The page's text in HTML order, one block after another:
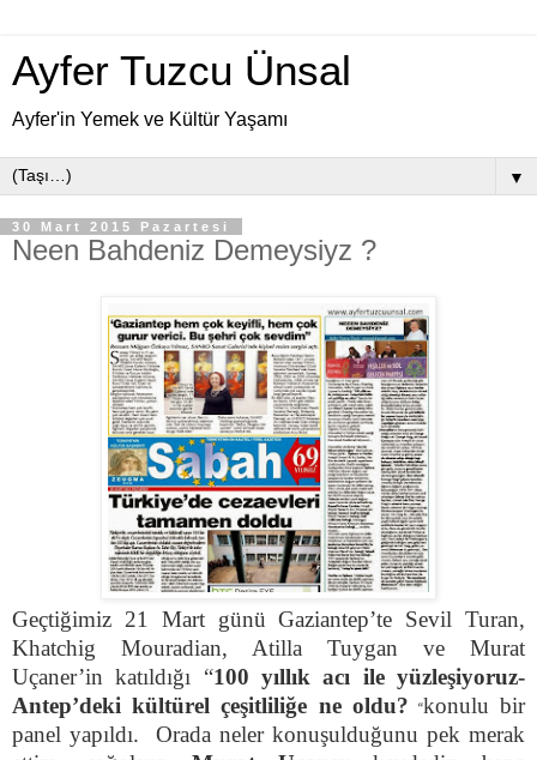
Ayfer Tuzcu Ünsal
Ayfer'in Yemek ve Kültür Yaşamı
▼
30 Mart 2015 Pazartesi
Neen Bahdeniz Demeysiyz ?
Geçtiğimiz 21 Mart günü Gaziantep’te Sevil Turan,
Khatchig Mouradian, Atilla Tuygan ve Murat
Uçaner’in katıldığı “100 yıllık acı ile yüzleşiyoruz-
Antep’deki kültürel çeşitliliğe ne oldu? “konulu bir
panel yapıldı. Orada neler konuşulduğunu pek merak